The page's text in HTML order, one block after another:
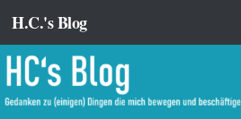
Zum Inhalt springen
H.C.'s Blog